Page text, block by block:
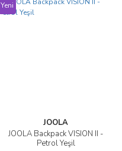
Yeni
JOOLA
JOOLA Backpack VISION II -
Petrol Yeşil